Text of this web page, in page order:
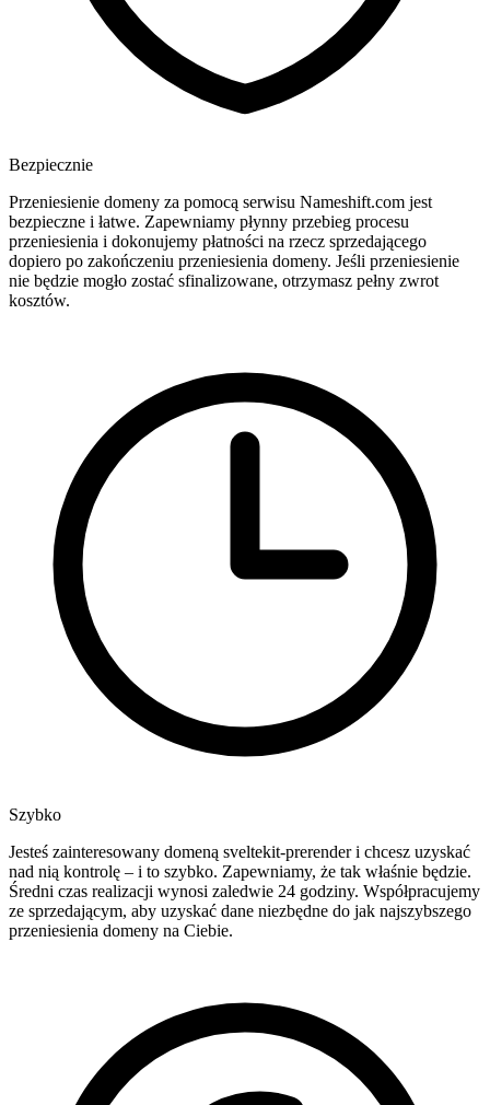
Bezpiecznie
Przeniesienie domeny za pomocą serwisu Nameshift.com jest
bezpieczne i łatwe. Zapewniamy płynny przebieg procesu
przeniesienia i dokonujemy płatności na rzecz sprzedającego
dopiero po zakończeniu przeniesienia domeny. Jeśli przeniesienie
nie będzie mogło zostać sfinalizowane, otrzymasz pełny zwrot
kosztów.
Szybko
Jesteś zainteresowany domeną sveltekit-prerender i chcesz uzyskać
nad nią kontrolę – i to szybko. Zapewniamy, że tak właśnie będzie.
Średni czas realizacji wynosi zaledwie 24 godziny. Współpracujemy
ze sprzedającym, aby uzyskać dane niezbędne do jak najszybszego
przeniesienia domeny na Ciebie.